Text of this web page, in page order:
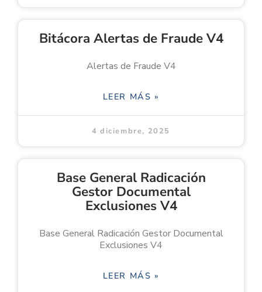
Bitácora Alertas de Fraude V4
Alertas de Fraude V4
LEER MÁS »
4 diciembre, 2025
Base General Radicación
Gestor Documental
Exclusiones V4
Base General Radicación Gestor Documental
Exclusiones V4
LEER MÁS »